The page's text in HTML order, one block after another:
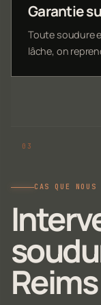
Garantie
Toute soudure
lâche, on
CAS QUE NOUS
Reims